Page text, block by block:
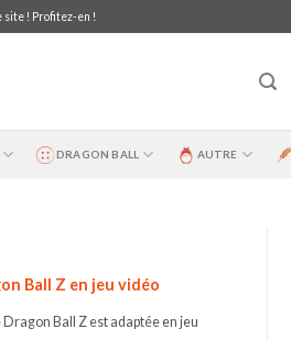
site ! Profitez-en !
DRAGON BALL AUTRE
Ball Z en jeu vidéo
Ball Z est adaptée en jeu